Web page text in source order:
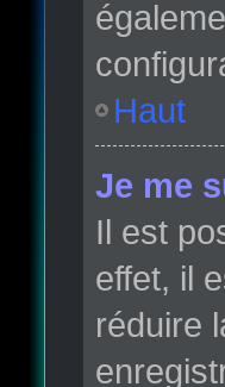
Haut
Je me
Il est
effet, il
réduire